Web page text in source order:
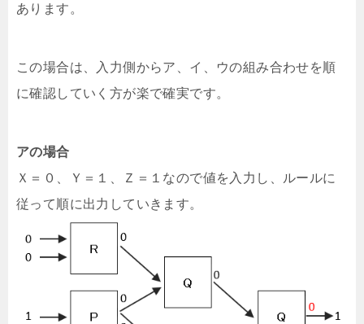
あります。
この場合は、入力側からア、イ、ウの組み合わせを順
に確認していく方が楽で確実です。
アの場合
Ｘ＝０、Ｙ＝１、Ｚ＝１なので値を入力し、ルールに
従って順に出力していきます。